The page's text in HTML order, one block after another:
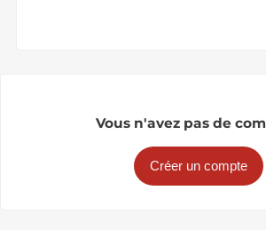
Vous n'avez pas de
Créer un compte